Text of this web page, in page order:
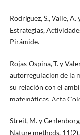
Rodríguez, S., Valle, A.
Estrategias,
Pirámide.
Rojas-Ospina, T. y
autorregulación de la
su relación con el
matemáticas. Acta
Streit, M. y
Nature methods,